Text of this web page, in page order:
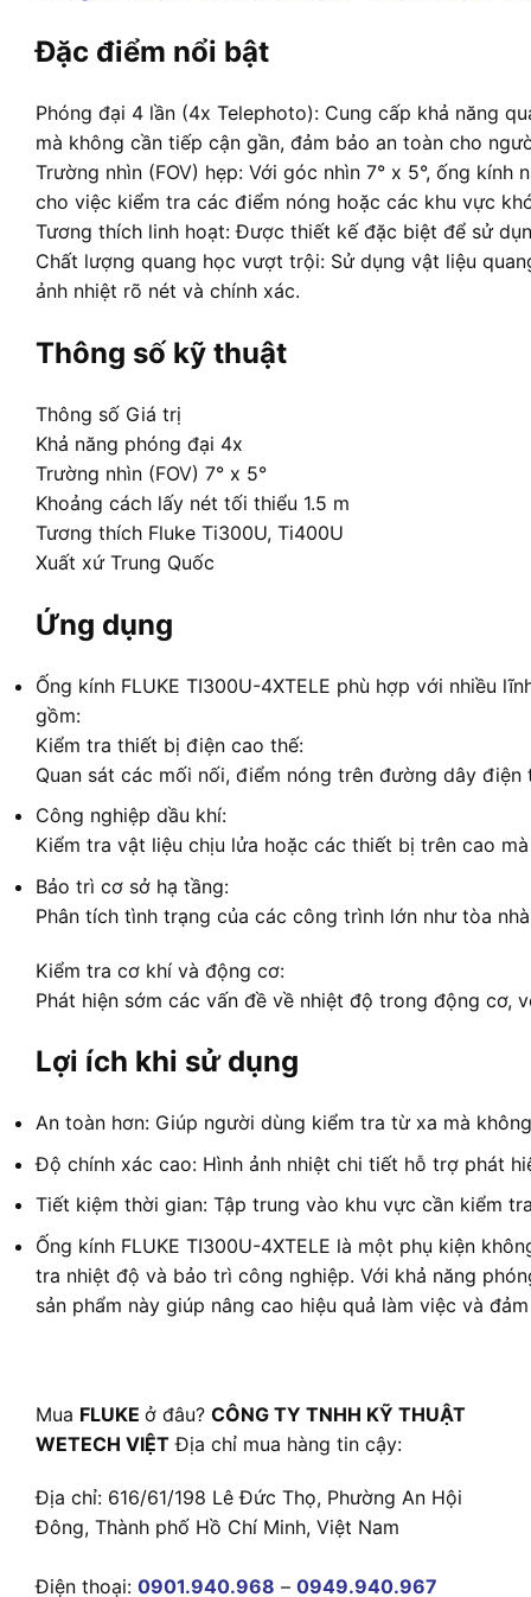
Đặc điểm nổi bật
Phóng đại 4 lần (4x Telephoto): Cung cấp khả năng
mà không cần tiếp cận gần, đảm bảo an toàn cho
Trường nhìn (FOV) hẹp: Với góc nhìn 7° x 5°, ống
cho việc kiểm tra các điểm nóng hoặc các khu vực
Tương thích linh hoạt: Được thiết kế đặc biệt để sử
Chất lượng quang học vượt trội: Sử dụng vật liệu
ảnh nhiệt rõ nét và chính xác.
Thông số kỹ thuật
Thông số Giá trị
Khả năng phóng đại 4x
Trường nhìn (FOV) 7° x 5°
Khoảng cách lấy nét tối thiểu 1.5 m
Tương thích Fluke Ti300U, Ti400U
Xuất xứ Trung Quốc
Ứng dụng
Ống kính FLUKE TI300U-4XTELE phù hợp với nhiều
gồm:
Kiểm tra thiết bị điện cao thế:
Quan sát các mối nối, điểm nóng trên đường dây điện
Công nghiệp dầu khí:
Kiểm tra vật liệu chịu lửa hoặc các thiết bị trên cao
Bảo trì cơ sở hạ tầng:
Phân tích tình trạng của các công trình lớn như tòa
Kiểm tra cơ khí và động cơ:
Phát hiện sớm các vấn đề về nhiệt độ trong động cơ,
Lợi ích khi sử dụng
An toàn hơn: Giúp người dùng kiểm tra từ xa mà
Độ chính xác cao: Hình ảnh nhiệt chi tiết hỗ trợ phát
Tiết kiệm thời gian: Tập trung vào khu vực cần kiểm
Ống kính FLUKE TI300U-4XTELE là một phụ kiện
tra nhiệt độ và bảo trì công nghiệp. Với khả năng
sản phẩm này giúp nâng cao hiệu quả làm việc và
Mua FLUKE ở đâu? CÔNG TY TNHH KỸ THUẬT
WETECH VIỆT Địa chỉ mua hàng tin cậy:
Địa chỉ: 616/61/198 Lê Đức Thọ, Phường An Hội
Đông, Thành phố Hồ Chí Minh, Việt Nam
Điện thoại: 0901.940.968 – 0949.940.967